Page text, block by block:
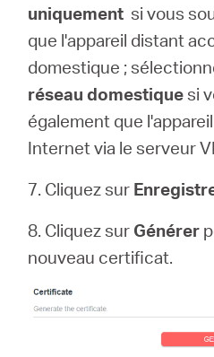
uniquement si vous
que l'appareil distant
domestique ;
réseau domestiquesi
également que
Internet via le serveur
7. Cliquez sur
8. Cliquez sur Générer
nouveau certificat.